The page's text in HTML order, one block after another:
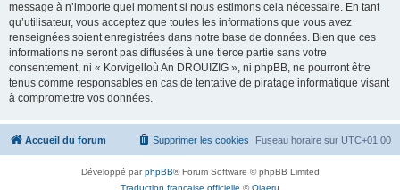
message à n’importe quel moment si nous estimons cela nécessaire. En tant
qu’utilisateur, vous acceptez que toutes les informations que vous avez
renseignées soient enregistrées dans notre base de données. Bien que ces
informations ne seront pas diffusées à une tierce partie sans votre
consentement, ni « Korvigelloù An DROUIZIG », ni phpBB, ne pourront être
tenus comme responsables en cas de tentative de piratage informatique visant
à compromettre vos données.
Accueil du forum Fuseau horaire sur UTC+01:00
Supprimer les cookies
Développé parphpBB® Forum Software © phpBB Limited
Traduction française officielle ©Qiaeru